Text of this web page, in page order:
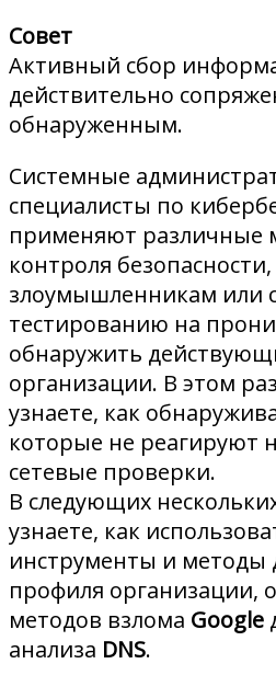
Совет
Активный сбор
действительно
обнаруженным.
Системные
специалисты по
применяют различные
контроля
злоумышленникам или
тестированию на
обнаружить
организации. В этом
узнаете, как
которые не реагируют
сетевые проверки.
В следующих
узнаете, как
инструменты и методы
профиля организации,
методов взлома Google
анализа DNS.